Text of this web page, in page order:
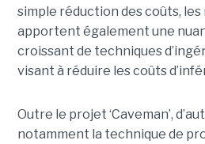
simple réduction des coûts,
apportent également une
croissant de techniques
visant à réduire les coûts
Outre le projet ‘Caveman’,
notamment la technique de